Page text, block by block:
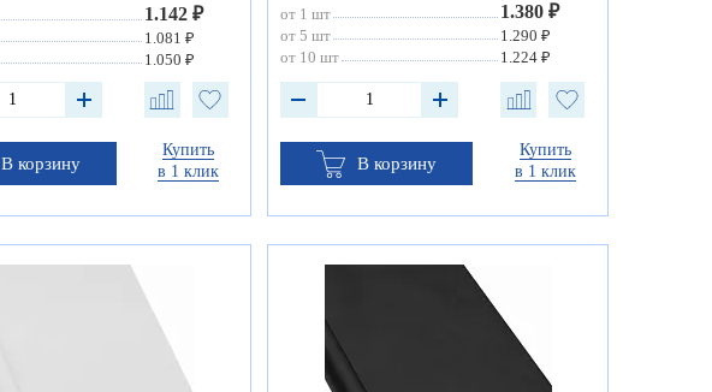
1.142 ₽
1.081 ₽
1.050 ₽
В корзину
Купить
в 1 клик
от 1 шт 1.380 ₽
от 5 шт
1.290 ₽
от 10 шт
1.224 ₽
В корзину
Купить
в 1 клик